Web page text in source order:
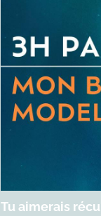
Tu aimerais